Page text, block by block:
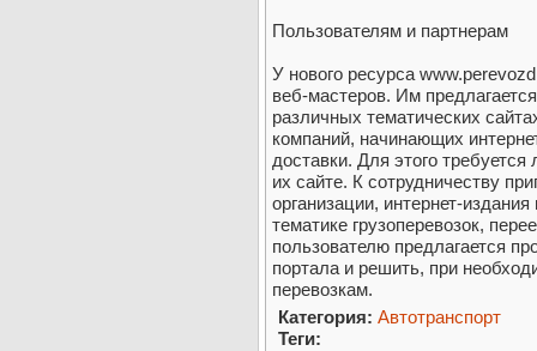
Пользователям и партнерам
У нового ресурса
веб-мастеров. Им
различных тематических
компаний, начинающих
доставки. Для этого
их сайте. К сотрудничеству
организации, интернет-
тематике грузоперевозок,
пользователю предлагается
портала и решить, при
перевозкам.
Категория: Автотранспорт
Теги: